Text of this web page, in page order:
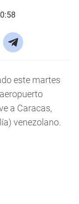
este martes
a Caracas,
venezolano.